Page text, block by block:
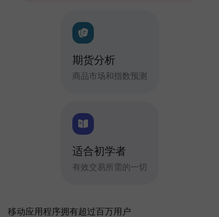
期货分析
商品市场和指数预测
适合初学者
有效交易所需的一切
移动应用程序拥有超过百万用户